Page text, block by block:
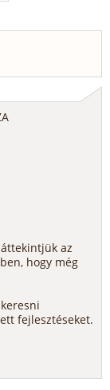
az
hogy még
fejlesztéseket.